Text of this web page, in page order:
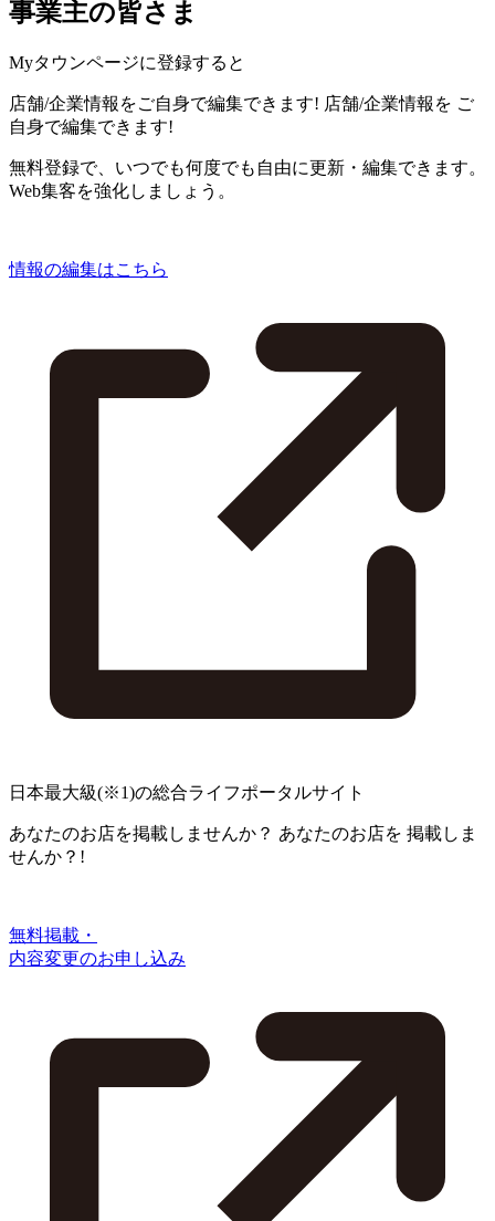
事業主の皆さま
Myタウンページに登録すると
店舗/企業情報をご自身で編集できます! 店舗/企業情報を ご
自身で編集できます!
無料登録で、いつでも何度でも自由に更新・編集できます。
Web集客を強化しましょう。
情報の編集はこちら
日本最大級(※1)の総合ライフポータルサイト
あなたのお店を掲載しませんか？ あなたのお店を 掲載しま
せんか？!
無料掲載・
内容変更のお申し込み